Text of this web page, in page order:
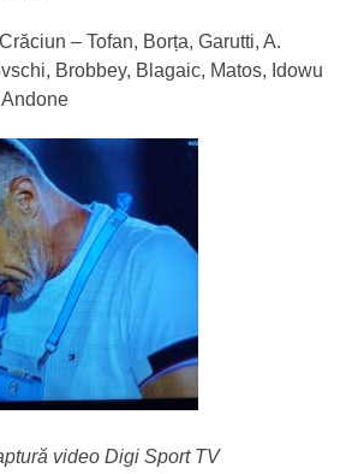
– Tofan, Borța, Garutti, A.
Brobbey, Blagaic, Matos, Idowu
video Digi Sport TV